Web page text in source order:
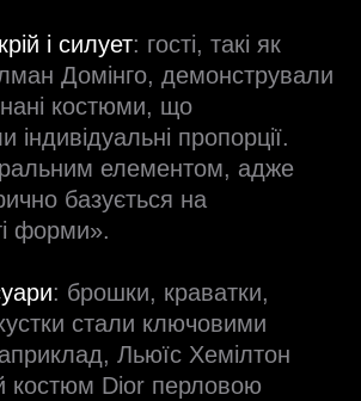
і силует: гості, такі як
Домінго, демонстрували
костюми, що
індивідуальні пропорції.
елементом, адже
базується на
форми».
: брошки, краватки,
стали ключовими
Льюїс Хемілтон
костюм Dior перловою